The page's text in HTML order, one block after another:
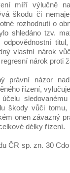
míří výlučně
škodu či
rozhodnutí o
shledáno tzv.
odpovědnostní
vlastní nárok
nárok proti
právní názor
řízení,
škody vůči
onen závazný
délky řízení.
ČR sp. zn. 30